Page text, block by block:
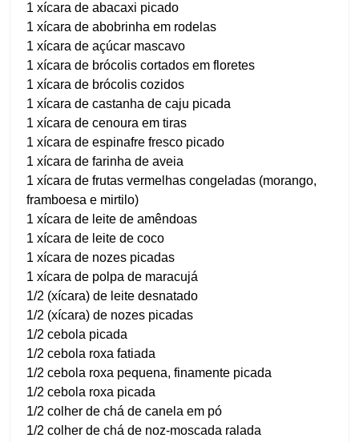
1 xícara de abacaxi picado
1 xícara de abobrinha em rodelas
1 xícara de açúcar mascavo
1 xícara de brócolis cortados em floretes
1 xícara de brócolis cozidos
1 xícara de castanha de caju picada
1 xícara de cenoura em tiras
1 xícara de espinafre fresco picado
1 xícara de farinha de aveia
1 xícara de frutas vermelhas congeladas (morango,
framboesa e mirtilo)
1 xícara de leite de amêndoas
1 xícara de leite de coco
1 xícara de nozes picadas
1 xícara de polpa de maracujá
1/2 (xícara) de leite desnatado
1/2 (xícara) de nozes picadas
1/2 cebola picada
1/2 cebola roxa fatiada
1/2 cebola roxa pequena, finamente picada
1/2 cebola roxa picada
1/2 colher de chá de canela em pó
1/2 colher de chá de noz-moscada ralada